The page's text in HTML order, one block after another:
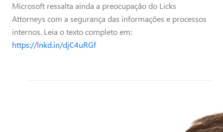
Microsoft ressalta ainda a preocupação do Licks
Attorneys com a segurança das informações e processos
internos. Leia o texto completo em:
https://lnkd.in/djC4uRGf